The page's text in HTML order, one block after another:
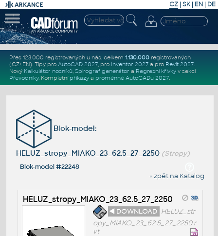
CZ | SK| EN | DE
Přes 123.000 registrovaných u nás, celkem 1.130.000registrovaných
(CZ+EN). Tipy pro AutoCAD 2027, pro Inventor 2027a pro Revit 2027.
Nový Kalkulátor nosníků, Spirograf generátor a Regresní křivkyv sekci
Převodníky. Kompletní příkazya proměnné AutoCADu 2027.
Blok-model:
HELUZ_stropy_MIAKO_23_62.5_27_2250 (Stropy)
Blok-model #22248
« zpět na Katalog
HELUZ_stropy_MIAKO_23_62.5_27_2250
◄ DOWNLOAD HELUZ_str
opy_MIAKO_23_62.5_27_2250.r
vt